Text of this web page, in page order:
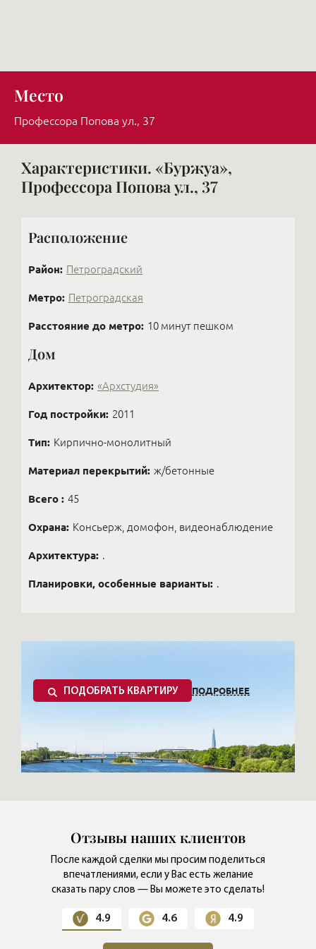
Место
Профессора Попова ул., 37
Характеристики. «Буржуа»,
Профессора Попова ул., 37
Расположение
Район: Петроградский
Метро: Петроградская
Расстояние до метро: 10 минут пешком
Дом
Архитектор: «Архстудия»
Год постройки: 2011
Тип: Кирпично-монолитный
Материал перекрытий: ж/бетонные
Всего : 45
Охрана: Консьерж, домофон, видеонаблюдение
Архитектура: .
Планировки, особенные варианты: .
ПОДОБРАТЬ КВАРТИРУ ПОДРОБНЕЕ
Отзывы наших клиентов
После каждой сделки мы просим поделиться
впечатлениями,если у Вас есть желание
сказать пару слов — Вы можете это сделать!
4.9 4.6 4.9